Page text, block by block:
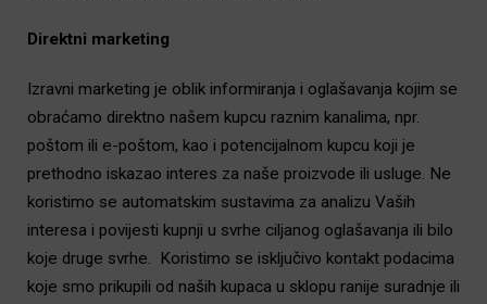
Direktni marketing
Izravni marketing je oblik informiranja i oglašavanja kojim se
obraćamo direktno našem kupcu raznim kanalima, npr.
poštom ili e-poštom, kao i potencijalnom kupcu koji je
prethodno iskazao interes za naše proizvode ili usluge. Ne
koristimo se automatskim sustavima za analizu Vaših
interesa i povijesti kupnji u svrhe ciljanog oglašavanja ili bilo
koje druge svrhe. Koristimo se isključivo kontakt podacima
koje smo prikupili od naših kupaca u sklopu ranije suradnje ili